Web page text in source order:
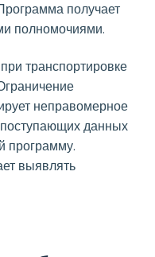
получает
полномочиями.
транспортировке
неправомерное
данных
программу.
выявлять